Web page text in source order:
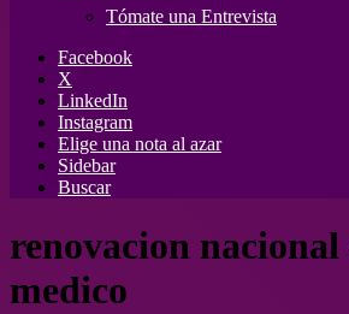
Tómate una Entrevista
Facebook
X
LinkedIn
Instagram
Elige una nota al azar
Sidebar
Buscar
renovacion nacional
medico